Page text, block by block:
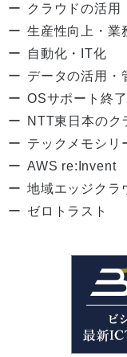
クラウドの活用
生産性向上・業
自動化・IT化
データの活用・
OSサポート終
NTT東日本のク
テックメモシリ
AWS re:Invent
地域エッジクラ
ゼロトラスト